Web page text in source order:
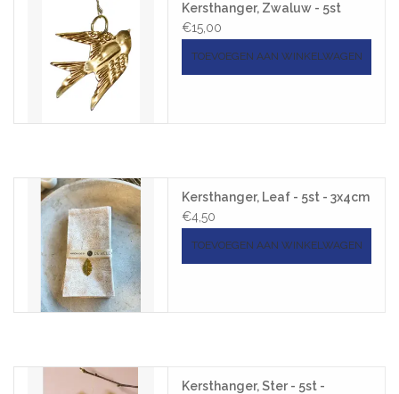
Kersthanger, Zwaluw - 5st
€15,00
TOEVOEGEN AAN WINKELWAGEN
Kersthanger, Leaf - 5st - 3x4cm
€4,50
TOEVOEGEN AAN WINKELWAGEN
Kersthanger, Ster - 5st -